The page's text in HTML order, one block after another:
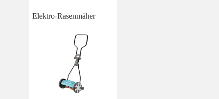
Elektro-Rasenmäher